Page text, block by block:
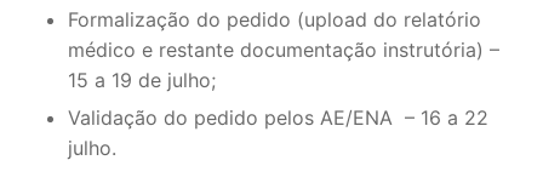
2º/3º CEB / SECUNDÁRIO
ENSINO ARTÍSTICO
EDUCAÇÃO ESPECIAL
Formalização do pedido (upload do relatório
médico e restante documentação instrutória) –
15 a 19 de julho;
Validação do pedido pelos AE/ENA – 16 a 22
julho.